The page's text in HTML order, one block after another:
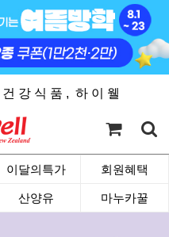
강 식 품 , 하 이 웰
이달의특가 회원혜택
산양유 마누카꿀